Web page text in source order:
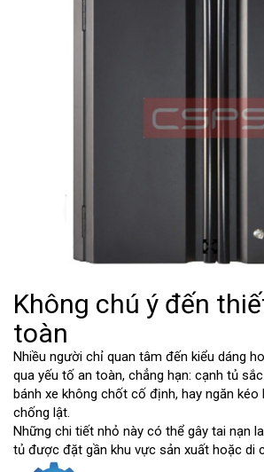
Không chú ý đến
toàn
Nhiều người chỉ quan tâm đến kiểu dáng
qua yếu tố an toàn, chẳng hạn: cạnh tủ
bánh xe không chốt cố định, hay ngăn
chống lật.
Những chi tiết nhỏ này có thể gây tai nạn
tủ được đặt gần khu vực sản xuất hoặc di